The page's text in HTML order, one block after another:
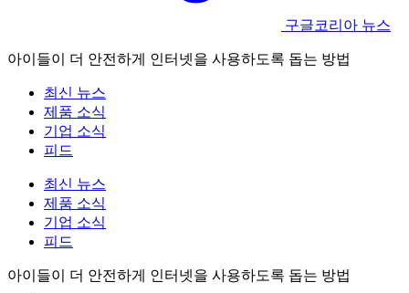
구글코리아 뉴스
아이들이 더 안전하게 인터넷을 사용하도록 돕는 방법
최신 뉴스
제품 소식
기업 소식
피드
최신 뉴스
제품 소식
기업 소식
피드
아이들이 더 안전하게 인터넷을 사용하도록 돕는 방법